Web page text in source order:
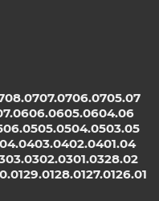
08.0707.0706.0705.07
06.0605.0604.06
06.0505.0504.0503.05
03.0402.0401.04
03.0302.0301.0328.02
29.0128.0127.0126.01